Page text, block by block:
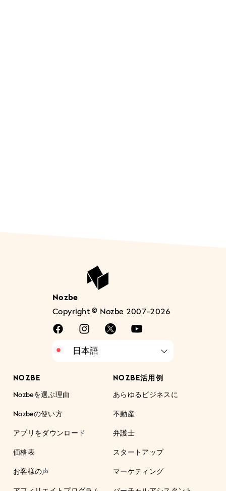
Nozbe
Copyright © Nozbe 2007-2026
NOZBE
Nozbeを選ぶ理由
Nozbeの使い方
アプリをダウンロード
価格表
お客様の声
NOZBE活用例
あらゆるビジネスに
不動産
弁護士
スタートアップ
マーケティング